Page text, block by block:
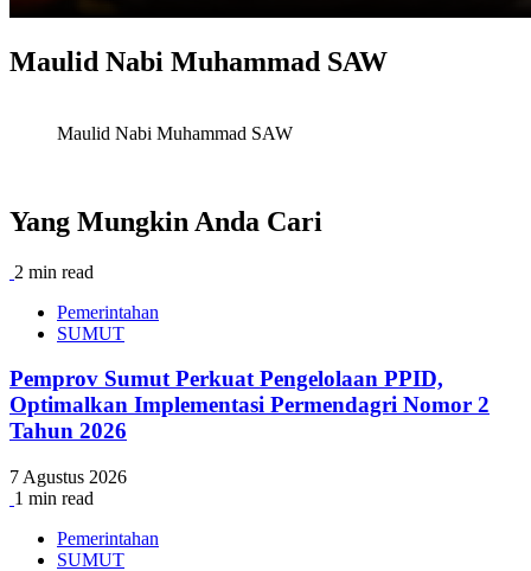
Maulid Nabi Muhammad SAW
Maulid Nabi Muhammad SAW
Yang Mungkin Anda Cari
2 min read
Pemerintahan
SUMUT
Pemprov Sumut Perkuat Pengelolaan PPID,
Optimalkan Implementasi Permendagri Nomor 2
Tahun 2026
7 Agustus 2026
1 min read
Pemerintahan
SUMUT